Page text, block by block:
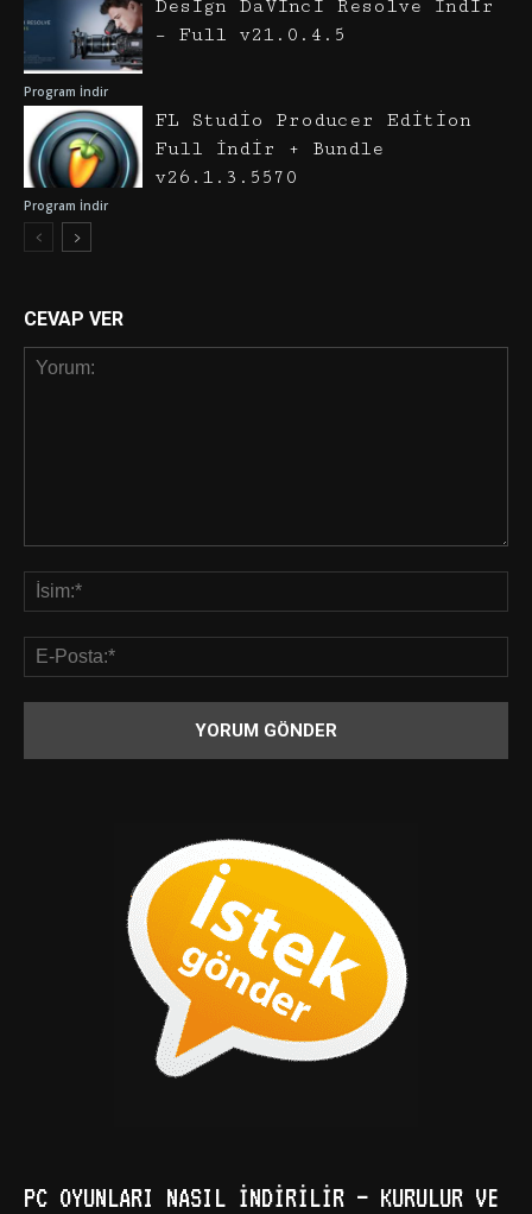
Program İndir
Design DaVinci Resolve İndir
– Full v21.0.4.5
Program İndir
FL Studio Producer Edition
Full İndir + Bundle
v26.1.3.5570
CEVAP VER
PC OYUNLARI NASIL İNDIRILIR – KURULUR VE